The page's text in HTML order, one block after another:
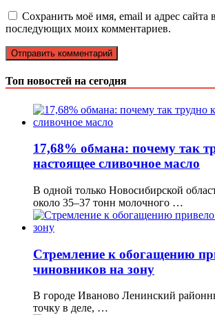
Сохранить моё имя, email и адрес сайта
последующих моих комментариев.
Топ новостей на сегодня
17,68% обмана: почему так
настоящее сливочное масло
В одной только Новосибирской
около 35–37 тонн молочного …
Стремление к обогащению
чиновников на зону
В городе Иваново Ленинский
точку в деле, …